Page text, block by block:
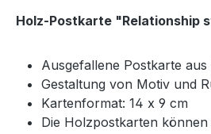
Holz-Postkarte "Relationship
Ausgefallene Postkarte
Gestaltung von Motiv und
Kartenformat: 14 x 9 cm
Die Holzpostkarten